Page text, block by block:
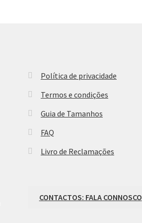
Política de privacidade
Termos e condições
Guia de Tamanhos
FAQ
Livro de Reclamações
CONTACTOS: FALA CONNOSCO